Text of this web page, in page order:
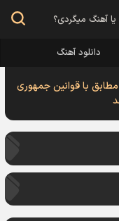
دانلود آهنگ
مطابق با قوانین جمهوری